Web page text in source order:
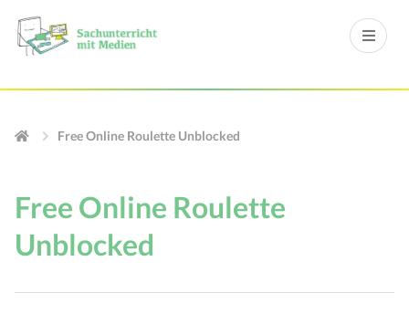
Free Online Roulette Unblocked
Free Online Roulette
Unblocked